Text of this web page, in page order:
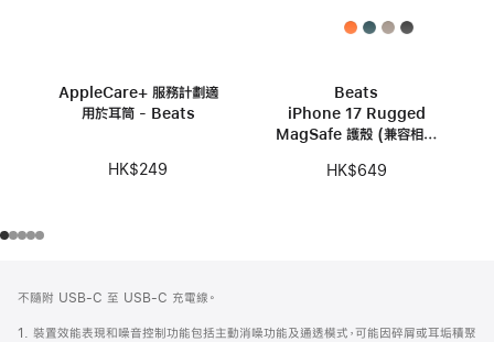
AppleCare+ 服務計劃適
用於耳筒 - Beats
HK$249
Beats
iPhone 17 Rugged
MagSafe 護殼 (兼容相機
HK$649
腳
腳
不隨附 USB-C 至 USB-C 充電線。
1. 裝置效能表現和噪音控制功能包括主動消噪功能及通透模式，可能因碎屑或耳垢積聚